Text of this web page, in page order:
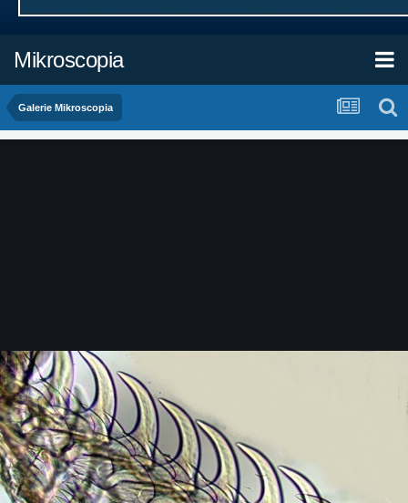
Mikroscopia
Galerie Mikroscopia